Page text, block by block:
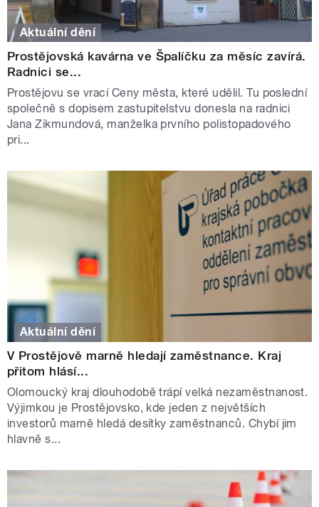
Aktuální dění
Prostějovská kavárna ve Špalíčku za měsíc zavírá.
Radnici se...
Prostějovu se vrací Ceny města, které udělil. Tu poslední
společně s dopisem zastupitelstvu donesla na radnici
Jana Zikmundová, manželka prvního polistopadového
pri...
Aktuální dění
V Prostějově marně hledají zaměstnance. Kraj
přitom hlásí...
Olomoucký kraj dlouhodobě trápí velká nezaměstnanost.
Výjimkou je Prostějovsko, kde jeden z největších
investorů marně hledá desítky zaměstnanců. Chybí jim
hlavně s...